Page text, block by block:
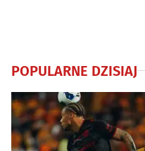
POPULARNE DZISIAJ